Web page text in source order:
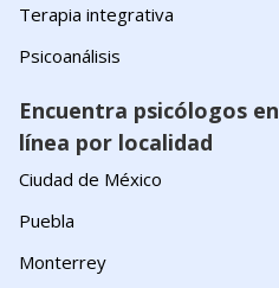
Terapia integrativa
Psicoanálisis
Encuentra psicólogos en
línea por localidad
Ciudad de México
Puebla
Monterrey